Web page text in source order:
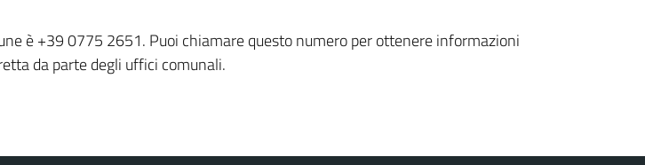
è +39 0775 2651. Puoi chiamare questo numero per ottenere informazioni
da parte degli uffici comunali.